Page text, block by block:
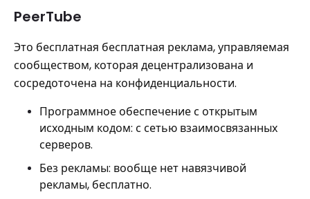
PeerTube
Это бесплатная бесплатная реклама, управляемая
сообществом, которая децентрализована и
сосредоточена на конфиденциальности.
Программное обеспечение с открытым
исходным кодом: с сетью взаимосвязанных
серверов.
Без рекламы: вообще нет навязчивой
рекламы, бесплатно.